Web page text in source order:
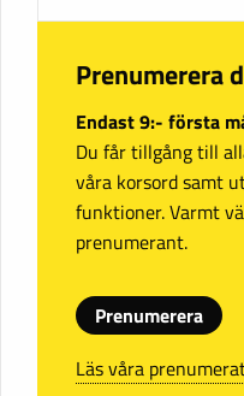
Prenumerera
Endast 9:- första
Du får tillgång till
våra korsord samt
funktioner. Varmt
prenumerant.
Prenumerera
Läs våra